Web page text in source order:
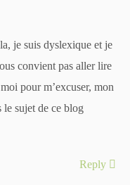
je suis dyslexique et je
convient pas aller lire
pour m’excuser, mon
le sujet de ce blog
Reply